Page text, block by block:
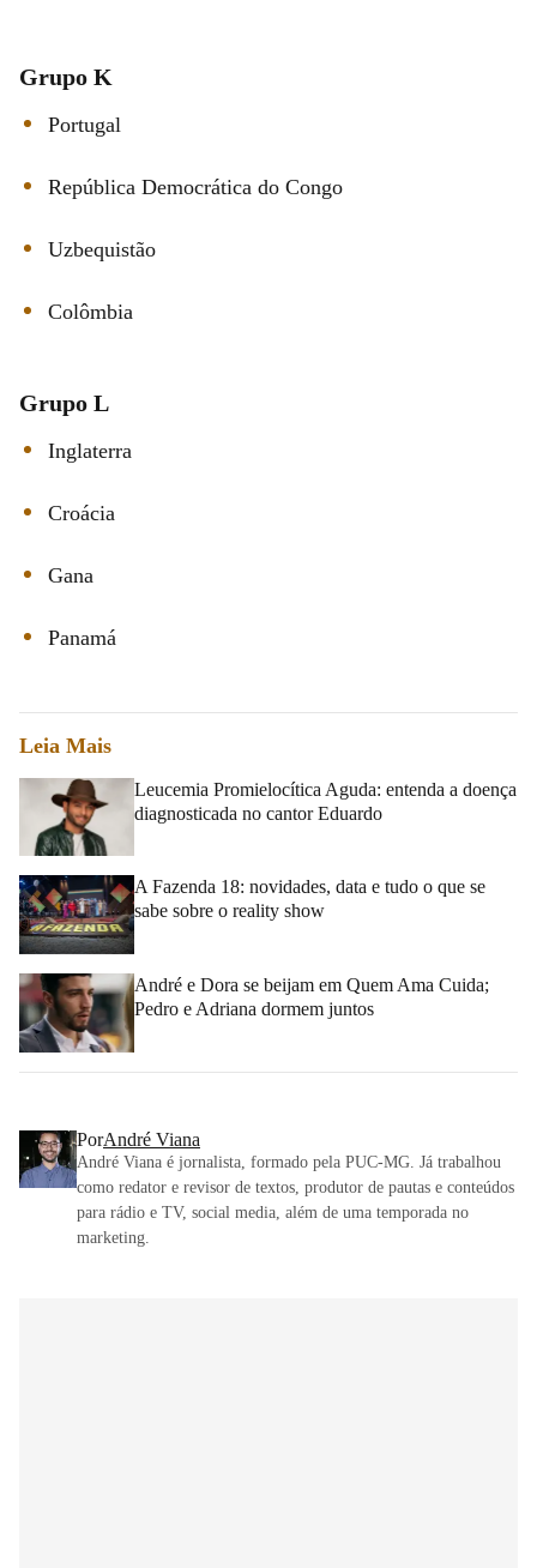
Grupo K
Portugal
República Democrática do Congo
Uzbequistão
Colômbia
Grupo L
Inglaterra
Croácia
Gana
Panamá
Leia Mais
Leucemia Promielocítica Aguda: entenda a doença
diagnosticada no cantor Eduardo
A Fazenda 18: novidades, data e tudo o que se
sabe sobre o reality show
André e Dora se beijam em Quem Ama Cuida;
Pedro e Adriana dormem juntos
PorAndré Viana
André Viana é jornalista, formado pela PUC-MG. Já trabalhou
como redator e revisor de textos, produtor de pautas e conteúdos
para rádio e TV, social media, além de uma temporada no
marketing.